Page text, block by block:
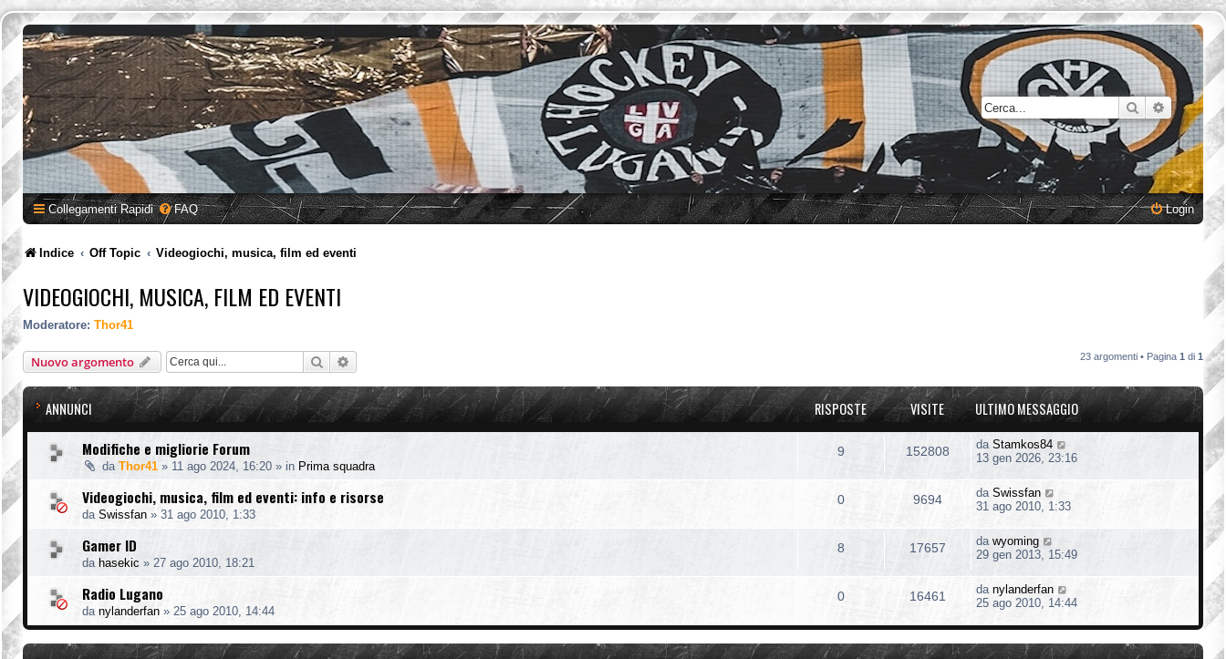
Cerca Ricerca
Collegamenti Rapidi FAQ Login
Indice Off Topic Videogiochi, musica, film ed eventi
VIDEOGIOCHI, MUSICA, FILM ED EVENTI
Moderatore: Thor41
Nuovo argomento Cerca 23 argomenti • Pagina 1 di 1
ANNUNCI RISPOSTE VISITE ULTIMO MESSAGGIO
Modifiche e migliorie Forum
da Thor41 » 11 ago 2024, 16:20 » in Prima squadra
9 152808 da Stamkos84
13 gen 2026, 23:16
Videogiochi, musica, film ed eventi: info e risorse
da Swissfan » 31 ago 2010, 1:33
0 9694 da Swissfan
31 ago 2010, 1:33
Gamer ID
da hasekic » 27 ago 2010, 18:21
8 17657 da wyoming
29 gen 2013, 15:49
Radio Lugano
da nylanderfan » 25 ago 2010, 14:44
0 16461 da nylanderfan
25 ago 2010, 14:44